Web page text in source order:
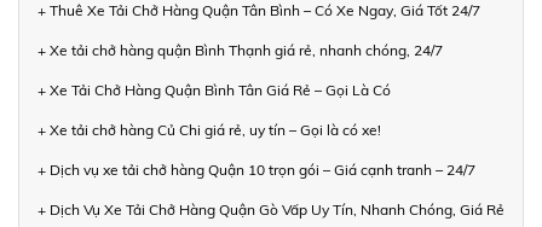
+ Thuê Xe Tải Chở Hàng Quận Tân Bình – Có Xe Ngay, Giá Tốt 24/7
+ Xe tải chở hàng quận Bình Thạnh giá rẻ, nhanh chóng, 24/7
+ Xe Tải Chở Hàng Quận Bình Tân Giá Rẻ – Gọi Là Có
+ Xe tải chở hàng Củ Chi giá rẻ, uy tín – Gọi là có xe!
+ Dịch vụ xe tải chở hàng Quận 10 trọn gói – Giá cạnh tranh – 24/7
+ Dịch Vụ Xe Tải Chở Hàng Quận Gò Vấp Uy Tín, Nhanh Chóng, Giá Rẻ